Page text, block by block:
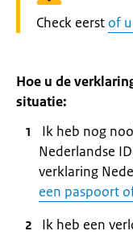
Waarschuwing:
Check eerst of
Hoe u de
situatie:
Ik heb nog
Nederlandse
verklaring
een paspoort
Ik heb een